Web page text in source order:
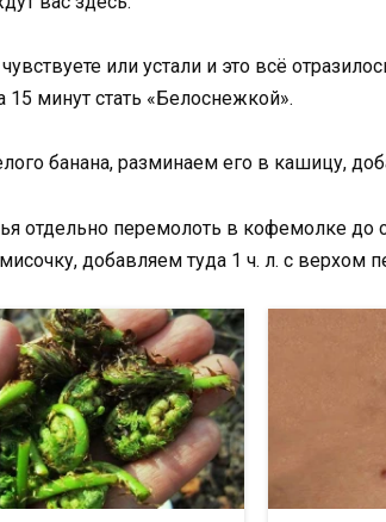
или устали и это всё
минут стать «Белоснежкой».
банана, разминаем его в кашицу,
отдельно перемолоть в кофемолке до
добавляем туда 1 ч. л. с верхом